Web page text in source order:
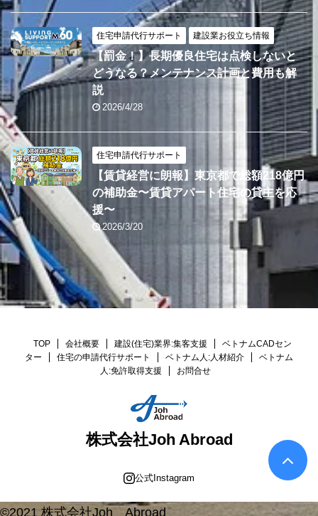
住宅申請代行サポート 建設業お役立ち情報
【罰金！】長期優良住宅は点検しないと
どうなる？メンテナンス計画と費用も解
説
2026/4/28
住宅申請代行サポート
【賃貸経営に朗報】東京都で総額218億円
の補助金〜賃貸アパート住宅の貸主を応
援〜
2026/3/20
TOP 会社概要 建設(住宅)業界:集客支援
ベトナムCADセン
ター
住宅の申請代行サポート ベトナム人:人材紹介
ベトナム
人:免許取得支援
お問合せ
株式会社Joh Abroad
公式Instagram
©2021 株式会社Joh Abroad